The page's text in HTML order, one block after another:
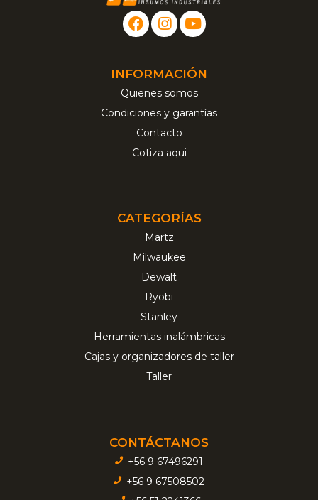
INFORMACIÓN
Quienes somos
Condiciones y garantías
Contacto
Cotiza aqui
CATEGORÍAS
Martz
Milwaukee
Dewalt
Ryobi
Stanley
Herramientas inalámbricas
Cajas y organizadores de taller
Taller
CONTÁCTANOS
+56 9 67496291
+56 9 67508502